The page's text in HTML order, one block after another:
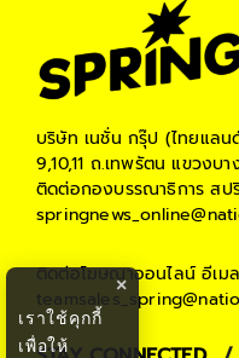
บริษัท เนชั่น กรุ๊ป (ไทยแล
9,10,11 ถ.เทพรัตน แขวงบ
ติดต่อกองบรรณาธิการ สป
ติดต่อโฆษณาออนไลน์ อีเม
×
เราใช้คุกกี้
เพื่อให้